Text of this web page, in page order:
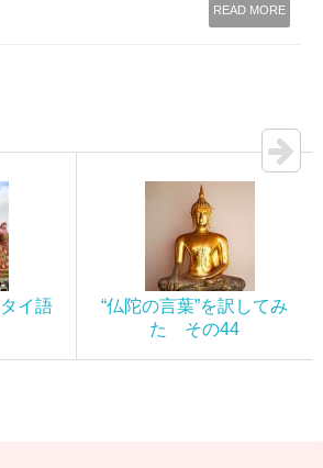
READ MORE
イ語
“仏陀の言葉”を訳してみ
た その44